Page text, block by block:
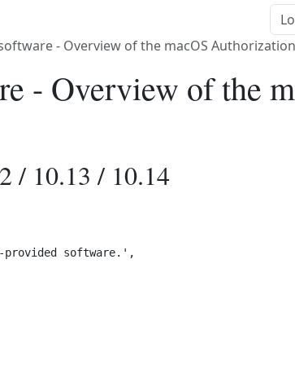
- Overview of the macOS
- Overview of the
/ 10.13 / 10.14
software.',